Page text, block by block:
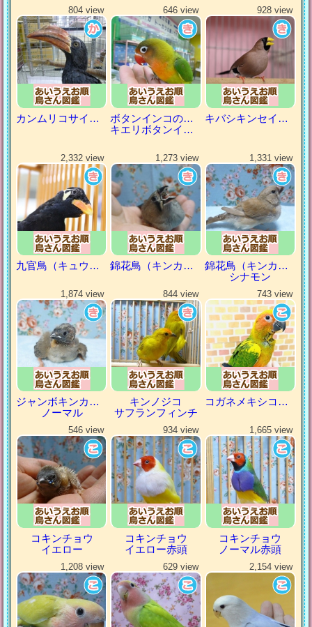
804 view
カンムリコサイチョウ
646 view
ボタンインコの仲間
キエリボタンインコ
928 view
キバシキンセイチョウ
2,332 view
九官鳥（キュウカンチョウ）
1,273 view
錦花鳥（キンカチョウ）
1,331 view
錦花鳥（キンカチョウ）
シナモン
1,874 view
ジャンボキンカチョウ
ノーマル
844 view
キンノジコ
サフランフィンチ
743 view
コガネメキシコインコ
546 view
コキンチョウ
イエロー
934 view
コキンチョウ
イエロー赤頭
1,665 view
コキンチョウ
ノーマル赤頭
1,208 view 629 view 2,154 view